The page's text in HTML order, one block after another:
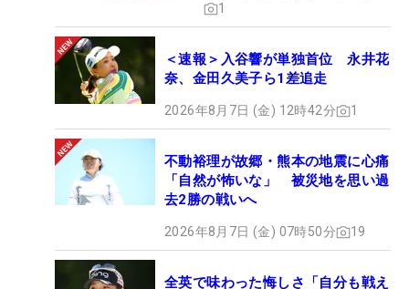
1
＜速報＞入谷響が単独首位 永井花
奈、金田久美子ら1差追走
2026年8月7日 (金) 12時42分 1
不動裕理が故郷・熊本の地震に心痛
「自然が怖いな」 被災地を思い過
去2勝の戦いへ
2026年8月7日 (金) 07時50分 19
全英で味わった悔しさ「自分も戦え